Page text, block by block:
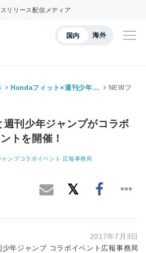
リリース配信メディア
国内 海外
Hondaフィット×週刊少年… NEWフ
週刊少年ジャンプがコラボ
トを開催！
ンプコラボイベント 広報事務局
2017年7月3日
年ジャンプ コラボイベント広報事務局